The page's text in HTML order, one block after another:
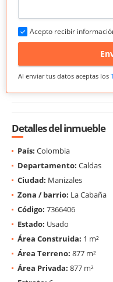
Acepto recibir
Al enviar tus datos aceptas los
Detalles del inmueble
País: Colombia
Departamento: Caldas
Ciudad: Manizales
Zona / barrio: La Cabaña
Código: 7366406
Estado: Usado
Área Construida: 1 m²
Área Terreno: 877 m²
Área Privada: 877 m²